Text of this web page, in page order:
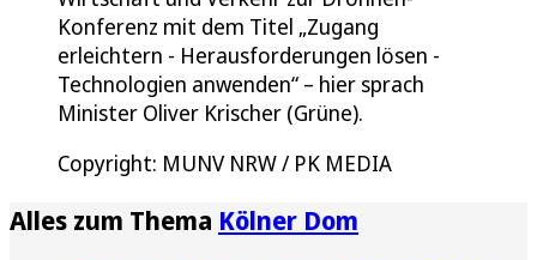
Konferenz mit dem Titel „Zugang
erleichtern - Herausforderungen lösen -
Technologien anwenden“ – hier sprach
Minister Oliver Krischer (Grüne).
Copyright: MUNV NRW / PK MEDIA
Alles zum Thema Kölner Dom